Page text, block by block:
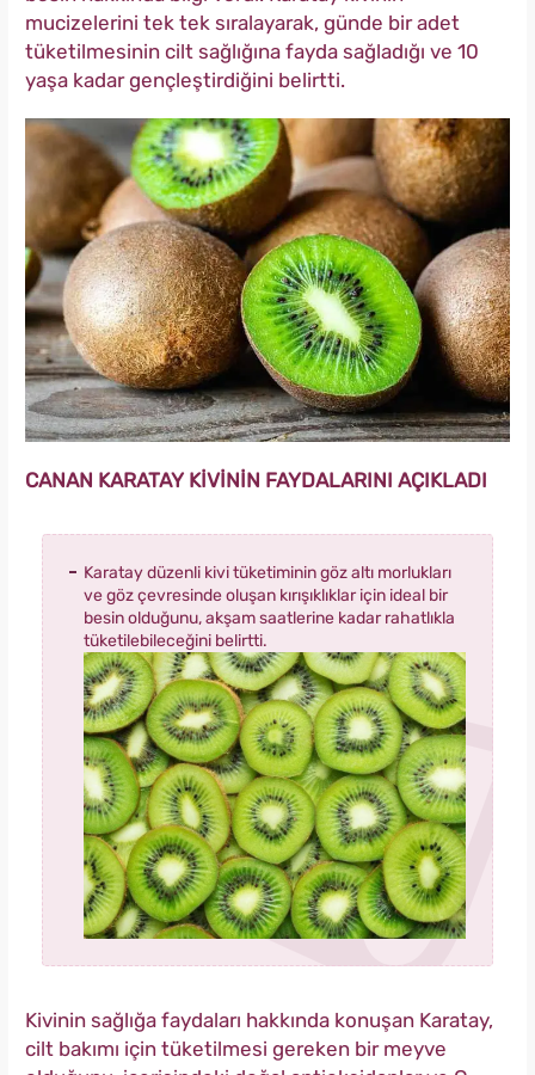
mucizelerini tek tek sıralayarak, günde bir adet
tüketilmesinin cilt sağlığına fayda sağladığı ve 10
yaşa kadar gençleştirdiğini belirtti.
CANAN KARATAY KİVİNİN FAYDALARINI AÇIKLADI
Karatay düzenli kivi tüketiminin göz altı morlukları
ve göz çevresinde oluşan kırışıklıklar için ideal bir
besin olduğunu, akşam saatlerine kadar rahatlıkla
tüketilebileceğini belirtti.
Kivinin sağlığa faydaları hakkında konuşan Karatay,
cilt bakımı için tüketilmesi gereken bir meyve